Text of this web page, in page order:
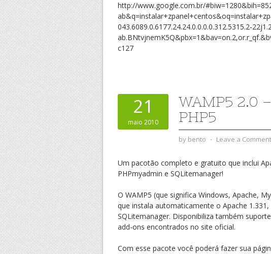
http://www.google.com.br/
043.6089.0.6177.24.24.0.0.0.0.312.5315.2-
c127
21
maio 2010
WAMP5 2.0
PHP5
by bento ⋅ Leave a Comment
Um pacotão completo e gratuito que inclui
PHPmyadmin e SQLitemanager!
O WAMP5 (que significa Windows, Apache,
que instala automaticamente o Apache
SQLitemanager. Disponibiliza também
add-ons encontrados no site oficial.
Com esse pacote você poderá fazer sua